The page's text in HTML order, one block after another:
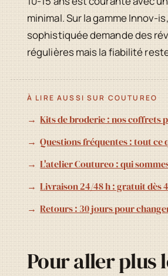
minimal. Sur la gamme Innov-
sophistiquée demande des
régulières mais la fiabilité
À LIRE AUSSI SUR COUTUREO
Kits de broderie : nos coffrets
Questions fréquentes : tout ce
L'atelier Coutureo : qui
Livraison 24/48 h : gratuit dès
Retours : 30 jours pour
Pour aller plus